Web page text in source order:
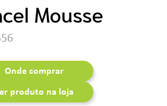
Mousse
Onde comprar
produto na loja